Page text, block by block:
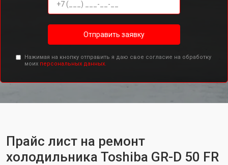
Отправить заявку
Нажимая на кнопку отправить я даю свое согласие на обработку
моих персональных данных.
Прайс лист на ремонт
холодильника Toshiba GR-D 50 FR